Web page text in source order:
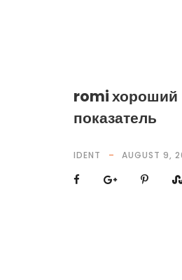
romi хороший
показатель
IDENT AUGUST 9,